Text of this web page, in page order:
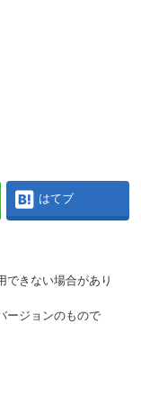
はてブ
きない場合があり
ージョンのもので